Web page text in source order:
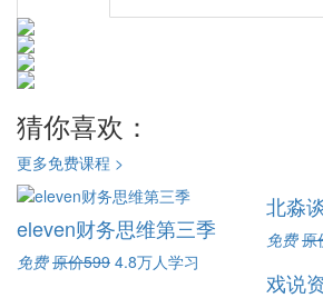
猜你喜欢：
更多免费课程 >
eleven财务思维第三季
免费 原价599 4.8万人学习
北淼
免费 原
戏说